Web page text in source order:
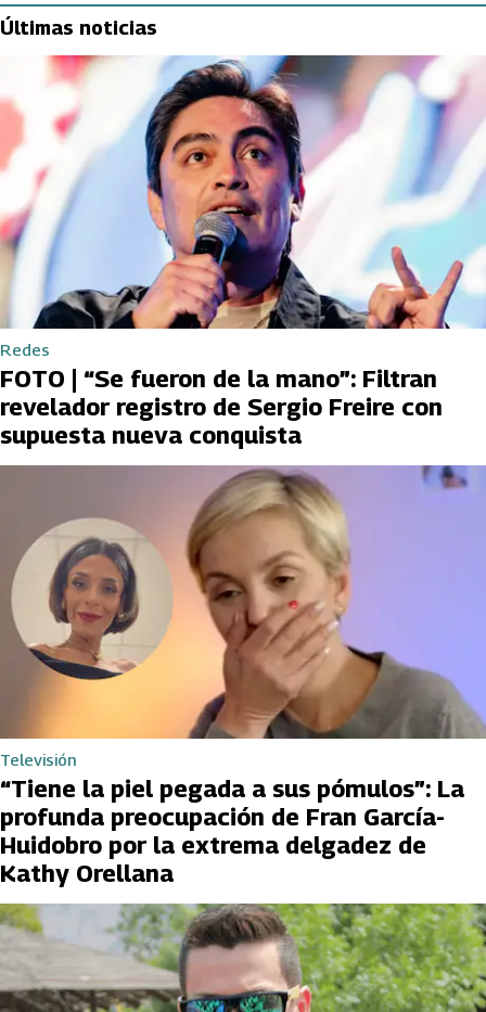
Últimas noticias
Redes
FOTO | “Se fueron de la mano”: Filtran
revelador registro de Sergio Freire con
supuesta nueva conquista
Televisión
“Tiene la piel pegada a sus pómulos”: La
profunda preocupación de Fran García-
Huidobro por la extrema delgadez de
Kathy Orellana